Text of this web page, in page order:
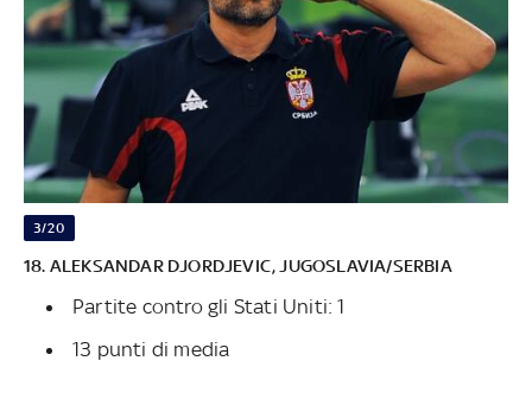
3/20
18. ALEKSANDAR DJORDJEVIC, JUGOSLAVIA/SERBIA
Partite contro gli Stati Uniti: 1
13 punti di media